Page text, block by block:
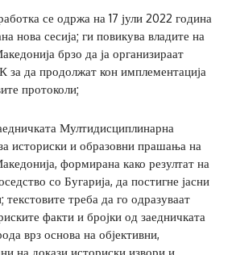
се одржа на 17 јули 2022 година
нова сесија; ги повикува владите на
брзо да ја организираат
за да продолжат кон имплементација
протоколи;
Мултидисциплинарна
историски и образовни прашања на
формирана како резултат на
со Бугарија, да постигне јасни
текстовите треба да го одразуваат
факти и бројки од заедничката
врз основа на објективни,